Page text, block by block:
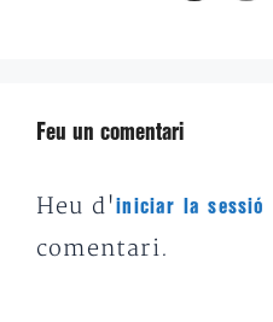
Feu un comentari
Heu d'iniciar la sessió
comentari.